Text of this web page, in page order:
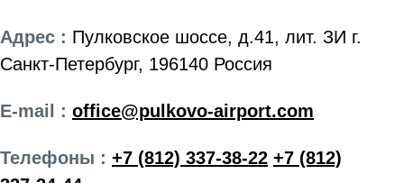
Адрес : Пулковское шоссе, д.41, лит. ЗИ г.
Санкт-Петербург, 196140 Россия
E-mail : office@pulkovo-airport.com
Телефоны : +7 (812) 337-38-22 +7 (812)